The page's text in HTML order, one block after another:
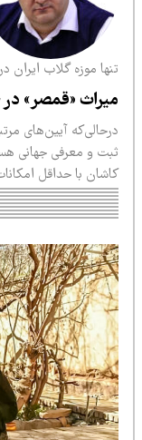
موزه گلاب ایران در
«قمصر» در خطر
آیین‌های مرتبط
و معرفی جهانی هستند
با حداقل امکانات و